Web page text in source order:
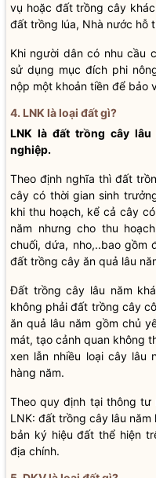
vụ hoặc đất trồng cây
đất trồng lúa, Nhà nước hỗ
Khi người dân có nhu cầu
sử dụng mục đích phi
nộp một khoản tiền để bảo
4. LNK là loại đất gì?
LNK là đất trồng cây
nghiệp.
Theo định nghĩa thì đất
cây có thời gian sinh
khi thu hoạch, kể cả cây
năm nhưng cho thu
chuối, dứa, nho,..bao gồm
đất trồng cây ăn quả lâu
Đất trồng cây lâu năm
không phải đất trồng cây
ăn quả lâu năm gồm chủ
mát, tạo cảnh quan không
xen lẫn nhiều loại cây lâu
hàng năm.
Theo quy định tại thông tư
LNK: đất trồng cây lâu
bản ký hiệu đất thể hiện
địa chính.